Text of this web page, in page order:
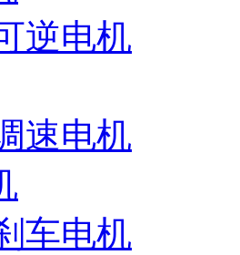
逆电机
速电机
车电机